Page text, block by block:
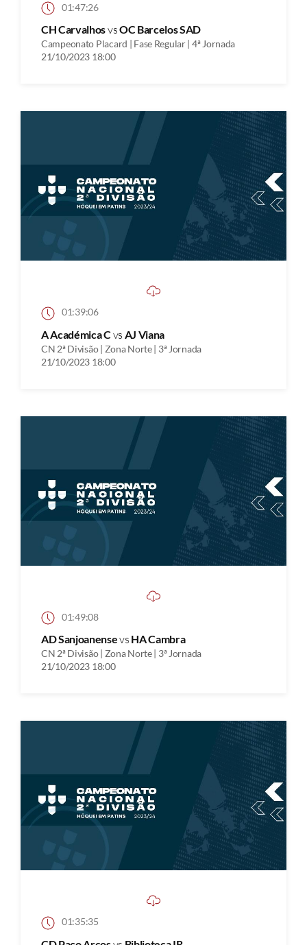
01:47:26
CH CarvalhosvsOC Barcelos SAD
Campeonato Placard | Fase Regular | 4ª Jornada
21/10/2023 18:00
01:39:06
A Académica Cvs AJ Viana
CN 2ª Divisão | Zona Norte | 3ª Jornada
21/10/2023 18:00
01:49:08
AD Sanjoanensevs HA Cambra
CN 2ª Divisão | Zona Norte | 3ª Jornada
21/10/2023 18:00
01:35:35